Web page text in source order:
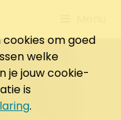
to
om goed
welke
je jouw cookie-
is
.